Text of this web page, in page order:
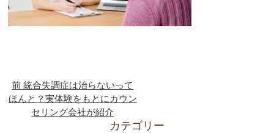
前 統合失調症は治らないって
ほんと？実体験をもとにカウン
セリング会社が紹介
カテゴリー